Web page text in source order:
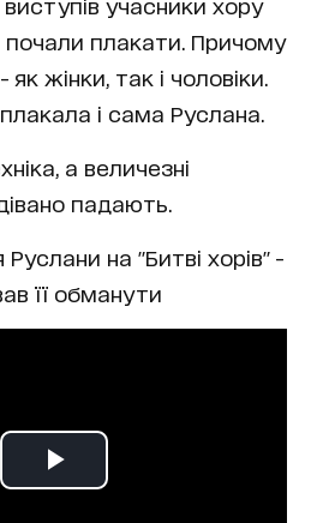
плакати. Причому
як жінки, так і чоловіки.
і сама Руслана.
а величезні
падають.
на "Битві хорів" -
її обманути